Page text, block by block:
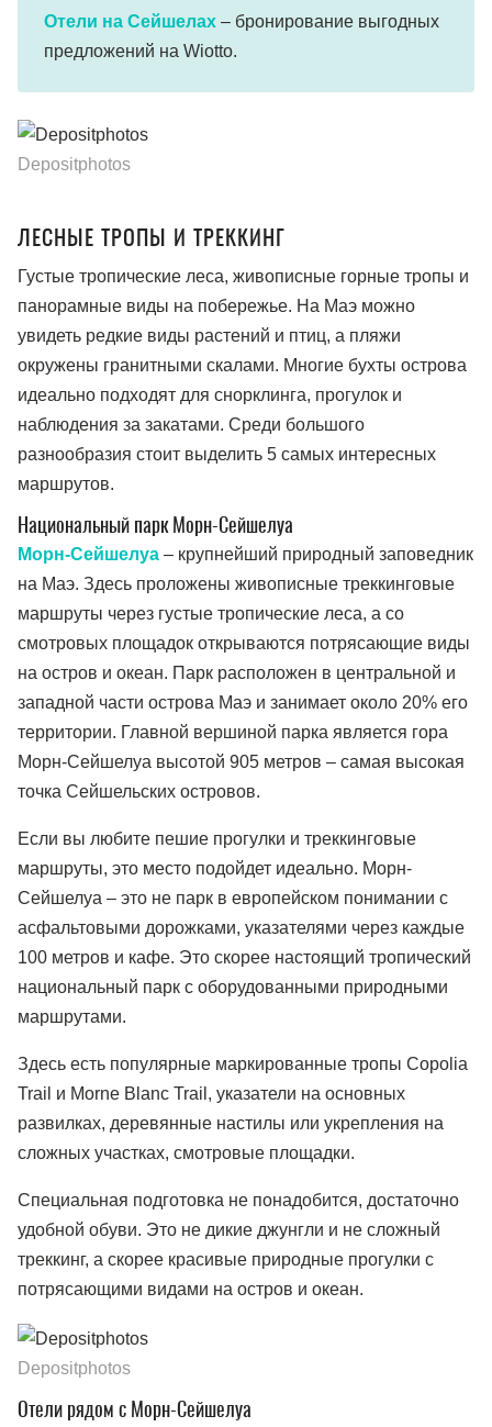
Отели на Сейшелах – бронирование выгодных
предложений на Wiotto.
Depositphotos
ЛЕСНЫЕ ТРОПЫ И ТРЕККИНГ
Густые тропические леса, живописные горные тропы и
панорамные виды на побережье. На Маэ можно
увидеть редкие виды растений и птиц, а пляжи
окружены гранитными скалами. Многие бухты острова
идеально подходят для снорклинга, прогулок и
наблюдения за закатами. Среди большого
разнообразия стоит выделить 5 самых интересных
маршрутов.
Национальный парк Морн-Сейшелуа
Морн-Сейшелуа – крупнейший природный заповедник
на Маэ. Здесь проложены живописные треккинговые
маршруты через густые тропические леса, а со
смотровых площадок открываются потрясающие виды
на остров и океан. Парк расположен в центральной и
западной части острова Маэ и занимает около 20% его
территории. Главной вершиной парка является гора
Морн-Сейшелуа высотой 905 метров – самая высокая
точка Сейшельских островов.
Если вы любите пешие прогулки и треккинговые
маршруты, это место подойдет идеально. Морн-
Сейшелуа – это не парк в европейском понимании с
асфальтовыми дорожками, указателями через каждые
100 метров и кафе. Это скорее настоящий тропический
национальный парк с оборудованными природными
маршрутами.
Здесь есть популярные маркированные тропы Copolia
Trail и Morne Blanc Trail, указатели на основных
развилках, деревянные настилы или укрепления на
сложных участках, смотровые площадки.
Специальная подготовка не понадобится, достаточно
удобной обуви. Это не дикие джунгли и не сложный
треккинг, а скорее красивые природные прогулки с
потрясающими видами на остров и океан.
Depositphotos
Отели рядом с Морн-Сейшелуа